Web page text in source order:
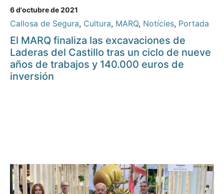
6 d'octubre de 2021
Callosa de Segura, Cultura, MARQ, Notícies, Portada
El MARQ finaliza las excavaciones de
Laderas del Castillo tras un ciclo de nueve
años de trabajos y 140.000 euros de
inversión